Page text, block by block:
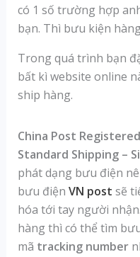
có 1 số trường hợp
bạn. Thì bưu kiện
Trong quá trình bạn
bất kì website online
ship hàng.
China Post
Standard Shipping –
phát dạng bưu điện
bưu điện VN post sẽ
hóa tới tay người
hàng thì có thể tìm
mã tracking number